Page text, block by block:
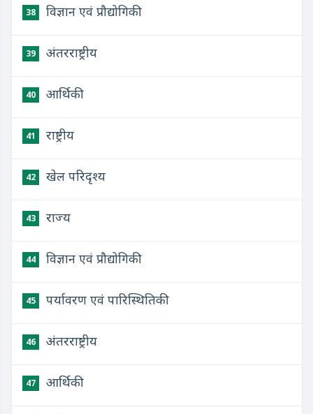
38 विज्ञान एवं प्रौद्योगिकी
39 अंतरराष्ट्रीय
40 आर्थिकी
41 राष्ट्रीय
42 खेल परिदृश्य
43 राज्य
44 विज्ञान एवं प्रौद्योगिकी
45 पर्यावरण एवं पारिस्थितिकी
46 अंतरराष्ट्रीय
47 आर्थिकी